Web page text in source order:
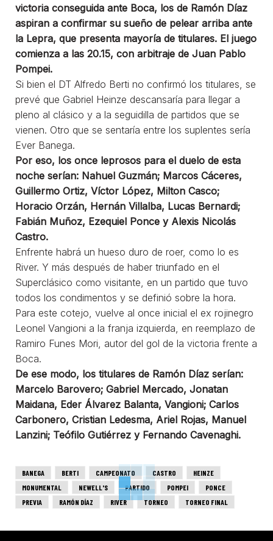
victoria conseguida ante Boca, los de Ramón Díaz
aspiran a confirmar su sueño de pelear arriba ante
la Lepra, que presenta mayoría de titulares. El juego
comienza a las 20.15, con arbitraje de Juan Pablo
Pompei.
Si bien el DT Alfredo Berti no confirmó los titulares, se
prevé que Gabriel Heinze descansaría para llegar a
pleno al clásico y a la seguidilla de partidos que se
vienen. Otro que se sentaría entre los suplentes sería
Ever Banega.
Por eso, los once leprosos para el duelo de esta
noche serían: Nahuel Guzmán; Marcos Cáceres,
Guillermo Ortiz, Víctor López, Milton Casco;
Horacio Orzán, Hernán Villalba, Lucas Bernardi;
Fabián Muñoz, Ezequiel Ponce y Alexis Nicolás
Castro.
Enfrente habrá un hueso duro de roer, como lo es
River. Y más después de haber triunfado en el
Superclásico como visitante, en un partido que tuvo
todos los condimentos y se definió sobre la hora.
Para este cotejo, vuelve al once inicial el ex rojinegro
Leonel Vangioni a la franja izquierda, en reemplazo de
Ramiro Funes Mori, autor del gol de la victoria frente a
Boca.
De ese modo, los titulares de Ramón Díaz serían:
Marcelo Barovero; Gabriel Mercado, Jonatan
Maidana, Eder Álvarez Balanta, Vangioni; Carlos
Carbonero, Cristian Ledesma, Ariel Rojas, Manuel
Lanzini; Teófilo Gutiérrez y Fernando Cavenaghi.
BANEGA BERTI CAMPEONATO CASTRO
HEINZE
MONUMENTAL
NEWELL'S PARTIDO POMPEI
PONCE
PREVIA
RAMÓN DÍAZ RIVER TORNEO TORNEO FINAL